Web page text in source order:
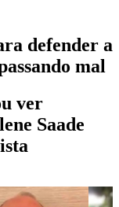
defender a
mal
ver
Saade